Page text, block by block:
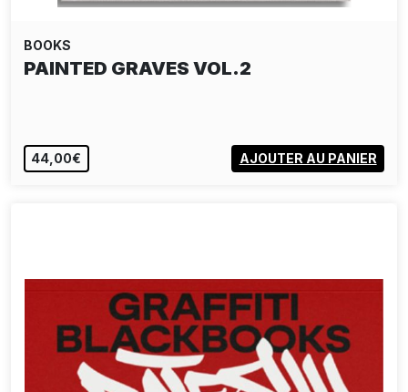
BOOKS
PAINTED GRAVES VOL.2
44,00€ AJOUTER AU PANIER